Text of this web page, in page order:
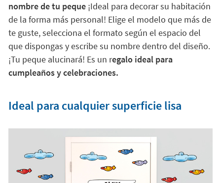
nombre de tu peque¡Ideal para decorar su habitación
de la forma más personal! Elige el modelo que más de
te guste, selecciona el formato según el espacio del
que dispongas y escribe su nombre dentro del diseño.
¡Tu peque alucinará! Es un regalo ideal para
cumpleaños y celebraciones.
Ideal para cualquier superficie lisa